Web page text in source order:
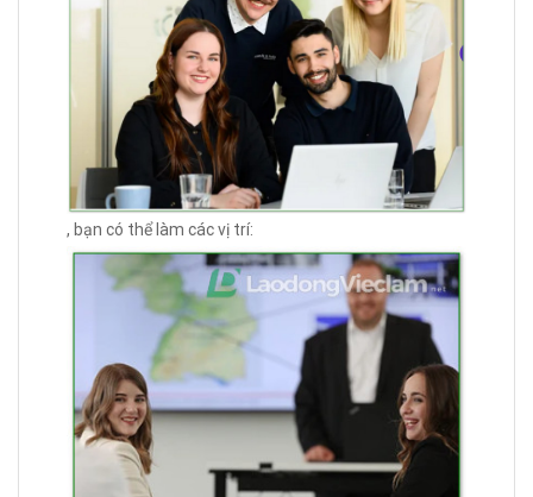
, bạn có thể làm các vị trí: